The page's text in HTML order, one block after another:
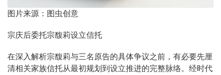
图片来源：图虫创意
宗庆后委托宗馥莉设立信托
在深入解析宗馥莉与三名原告的具体争议之前，有必要先厘
清相关家族信托从最初规划到设立推进的完整脉络。经时代